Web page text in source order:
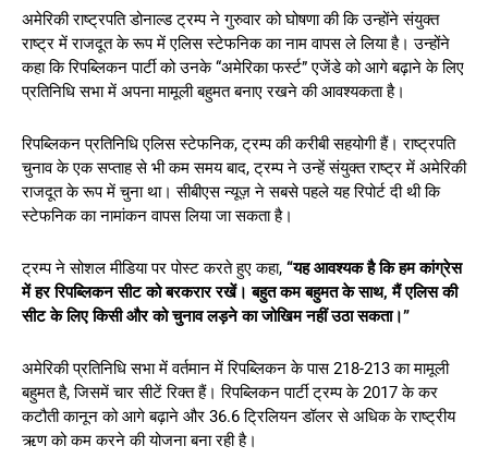
अमेरिकी राष्ट्रपति डोनाल्ड ट्रम्प ने गुरुवार को घोषणा की कि उन्होंने संयुक्त
राष्ट्र में राजदूत के रूप में एलिस स्टेफनिक का नाम वापस ले लिया है। उन्होंने
कहा कि रिपब्लिकन पार्टी को उनके “अमेरिका फर्स्ट” एजेंडे को आगे बढ़ाने के लिए
प्रतिनिधि सभा में अपना मामूली बहुमत बनाए रखने की आवश्यकता है।
रिपब्लिकन प्रतिनिधि एलिस स्टेफनिक, ट्रम्प की करीबी सहयोगी हैं। राष्ट्रपति
चुनाव के एक सप्ताह से भी कम समय बाद, ट्रम्प ने उन्हें संयुक्त राष्ट्र में अमेरिकी
राजदूत के रूप में चुना था। सीबीएस न्यूज़ ने सबसे पहले यह रिपोर्ट दी थी कि
स्टेफनिक का नामांकन वापस लिया जा सकता है।
ट्रम्प ने सोशल मीडिया पर पोस्ट करते हुए कहा, “यह आवश्यक है कि हम कांग्रेस
में हर रिपब्लिकन सीट को बरकरार रखें। बहुत कम बहुमत के साथ, मैं एलिस की
सीट के लिए किसी और को चुनाव लड़ने का जोखिम नहीं उठा सकता।”
अमेरिकी प्रतिनिधि सभा में वर्तमान में रिपब्लिकन के पास 218-213 का मामूली
बहुमत है, जिसमें चार सीटें रिक्त हैं। रिपब्लिकन पार्टी ट्रम्प के 2017 के कर
कटौती कानून को आगे बढ़ाने और 36.6 ट्रिलियन डॉलर से अधिक के राष्ट्रीय
ऋण को कम करने की योजना बना रही है।